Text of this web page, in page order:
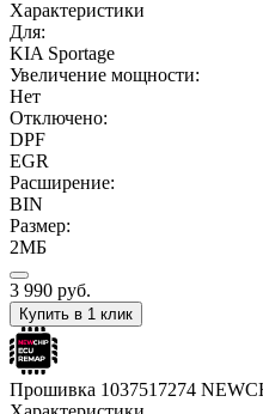
Характеристики
Для:
KIA Sportage
Увеличение мощности:
Нет
Отключено:
DPF
EGR
Расширение:
BIN
Размер:
2МБ
3 990 руб.
Купить в 1 клик
Прошивка 1037517274